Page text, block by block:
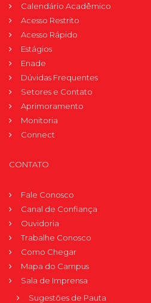
Calendário Acadêmico
Acesso Restrito
Acesso Rápido
Estágios
Enade
Dúvidas Frequentes
Setores e Contato
Aprimoramento
Monitoria
Connect
CONTATO
Fale Conosco
Canal de Confiança
Ouvidoria
Trabalhe Conosco
Como Chegar
Mapa do Campus
Sala de Imprensa
Sugestões de Pauta